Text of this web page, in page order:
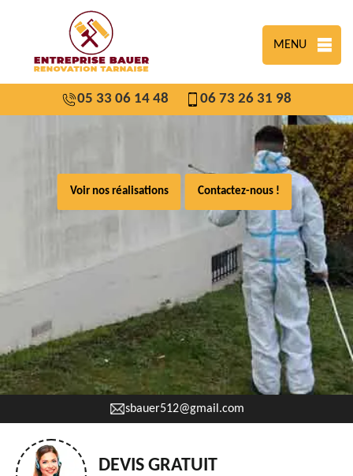
MENU
05 33 06 14 48 06 73 26 31 98
Voir nos réalisations Contactez-nous !
sbauer512@gmail.com
DEVIS GRATUIT